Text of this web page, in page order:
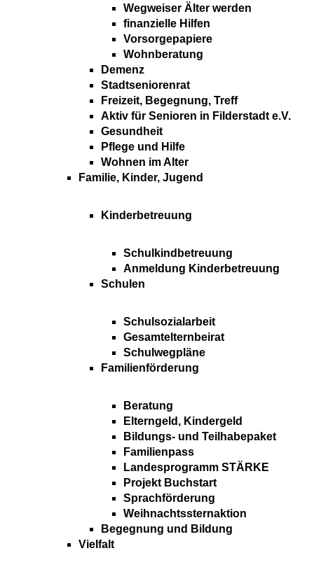
Wegweiser Älter werden
finanzielle Hilfen
Vorsorgepapiere
Wohnberatung
Demenz
Stadtseniorenrat
Freizeit, Begegnung, Treff
Aktiv für Senioren in Filderstadt e.V.
Gesundheit
Pflege und Hilfe
Wohnen im Alter
Familie, Kinder, Jugend
Kinderbetreuung
Schulkindbetreuung
Anmeldung Kinderbetreuung
Schulen
Schulsozialarbeit
Gesamtelternbeirat
Schulwegpläne
Familienförderung
Beratung
Elterngeld, Kindergeld
Bildungs- und Teilhabepaket
Familienpass
Landesprogramm STÄRKE
Projekt Buchstart
Sprachförderung
Weihnachtssternaktion
Begegnung und Bildung
Vielfalt